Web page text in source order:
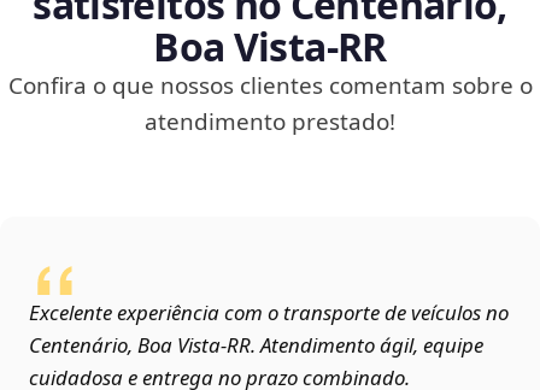
Boa Vista‑RR
Confira o que nossos clientes comentam sobre o
atendimento prestado!
Excelente experiência com o transporte de veículos no
Centenário, Boa Vista‑RR. Atendimento ágil, equipe
cuidadosa e entrega no prazo combinado.